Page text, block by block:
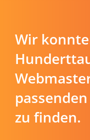
Wir
zu finden.